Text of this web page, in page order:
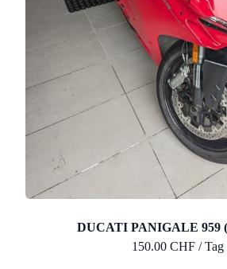
DUCATI PANIGALE 959
150.00 CHF / Tag